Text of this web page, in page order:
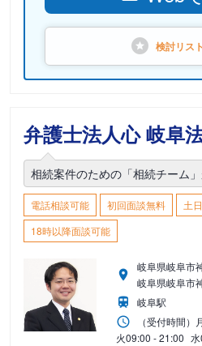
検討リス
弁護士法人心 岐阜
相続案件のための「相続チーム
電話相談可能 初回面談無料
土
18時以降面談可能
岐阜県岐阜市
岐阜県岐阜市
岐阜駅
（受付時間）
火09:00 - 21:00 水